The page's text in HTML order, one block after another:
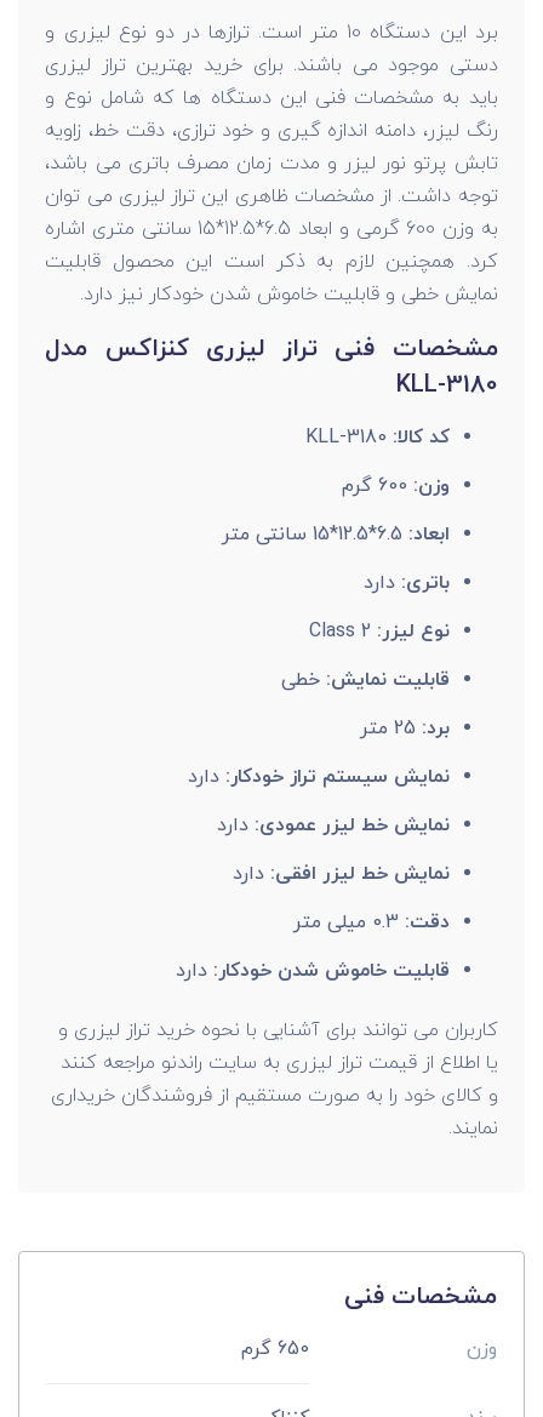
برد این دستگاه 10 متر است. ترازها در دو نوع لیزری و
دستی موجود می باشند. برای خرید بهترین تراز لیزری
باید به مشخصات فنی این دستگاه ها که شامل نوع و
رنگ لیزر، دامنه اندازه گیری و خود ترازی، دقت خط، زاویه
تابش پرتو نور لیزر و مدت زمان مصرف باتری می باشد،
توجه داشت. از مشخصات ظاهری این تراز لیزری می توان
به وزن 600 گرمی و ابعاد 6.5*12.5*15 سانتی متری اشاره
کرد. همچنین لازم به ذکر است این محصول قابلیت
نمایش خطی و قابلیت خاموش شدن خودکار نیز دارد.
مشخصات فنی تراز لیزری کنزاکس مدل
KLL-3180
کد کالا: KLL-3180
وزن: 600 گرم
ابعاد:
باتری: دارد
نوع لیزر: Class 2
قابلیت نمایش: خطی
برد:
نمایش سیستم تراز خودکار:دارد
نمایش خط لیزر عمودی:دارد
نمایش خط لیزر افقی:دارد
دقت:
قابلیت خاموش شدن خودکار: دارد
کاربران می توانند برای آشنایی با نحوه خرید تراز لیزری و
یا اطلاع از قیمت تراز لیزری به سایت راندنو مراجعه کنند
و کالای خود را به صورت مستقیم از فروشندگان خریداری
نمایند.
مشخصات فنی
وزن 650 گرم